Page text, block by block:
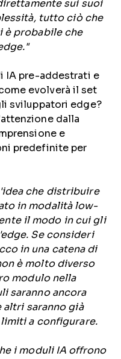
sui suoi
tutto ciò che
è probabile che
IA pre-addestrati e
evolverà il set
sviluppatori edge?
dalla
e
predefinite per
che distribuire
in modalità low-
il modo in cui gli
Se consideri
in una catena di
è molto diverso
modulo nella
saranno ancora
altri saranno già
a configurare.
i moduli IA offrono